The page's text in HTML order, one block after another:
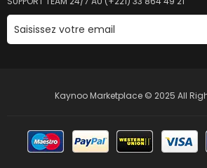
Kaynoo Marketplace © 2025 All